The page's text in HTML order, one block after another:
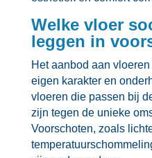
Welke vloer
leggen in
Het aanbod aan
eigen karakter en
vloeren die passen bij
zijn tegen de unieke
Voorschoten, zoals